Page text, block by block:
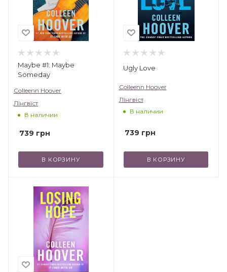
Maybe #1: Maybe
Someday
Colleenn Hoover
Лінгвіст
В наличии
739 грн
В КОРЗИНУ
Ugly Love
Colleenn Hoover
Лінгвіст
В наличии
739 грн
В КОРЗИНУ